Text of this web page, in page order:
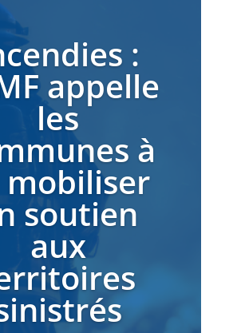
:
appelle
les
à
mobiliser
soutien
aux